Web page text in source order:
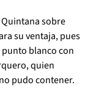
sobre
su ventaja, pues
blanco con
quien
pudo contener.